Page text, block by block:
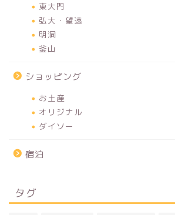
東大門
弘大・望遠
明洞
釜山
ショッピング
お土産
オリジナル
ダイソー
宿泊
タグ